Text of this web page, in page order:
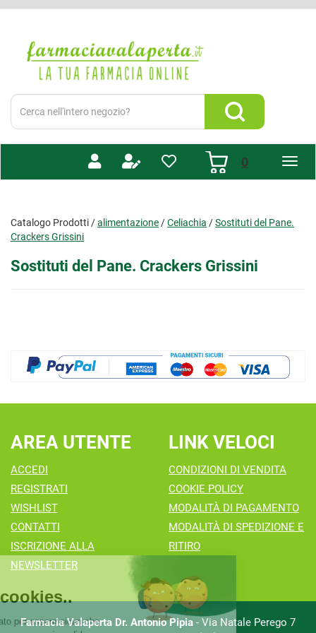
principale
Valaperta
Cerca
Prodotto
Cerca Prodotto
0prodotti
Catalogo Prodotti /alimentazione /Celiachia /Sostituti del Pane.
Crackers Grissini
Sostituti del Pane. Crackers Grissini
AREA UTENTE
ACCEDI
REGISTRATI
WISHLIST
CONTATTI
ISCRIZIONE ALLA
NEWSLETTER
LINK VELOCI
CONDIZIONI DI VENDITA
COOKIE POLICY
MODALITÀ DI PAGAMENTO
MODALITÀ DI SPEDIZIONE E
RITIRO
Farmacia Valaperta Dr. Antonio Pipia - Via Natale Perego 7